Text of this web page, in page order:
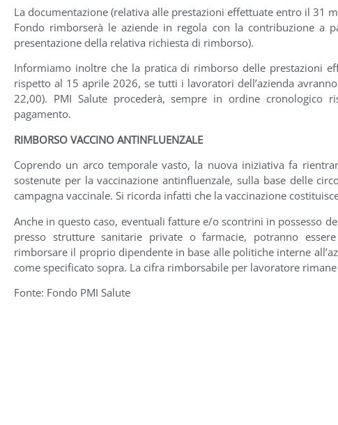
La documentazione (relativa alle prestazioni effettuate entro il 31
Fondo rimborserà le aziende in regola con la contribuzione
presentazione della relativa richiesta di rimborso).
Informiamo inoltre che la pratica di rimborso delle prestazioni
rispetto al 15 aprile 2026, se tutti i lavoratori dell’azienda
22,00). PMI Salute procederà, sempre in ordine cronologico
pagamento.
RIMBORSO VACCINO ANTINFLUENZALE
Coprendo un arco temporale vasto, la nuova iniziativa fa
sostenute per la vaccinazione antinfluenzale, sulla base delle
campagna vaccinale. Si ricorda infatti che la vaccinazione
Anche in questo caso, eventuali fatture e/o scontrini in possesso
presso strutture sanitarie private o farmacie, potranno
rimborsare il proprio dipendente in base alle politiche interne
come specificato sopra. La cifra rimborsabile per lavoratore
Fonte: Fondo PMI Salute